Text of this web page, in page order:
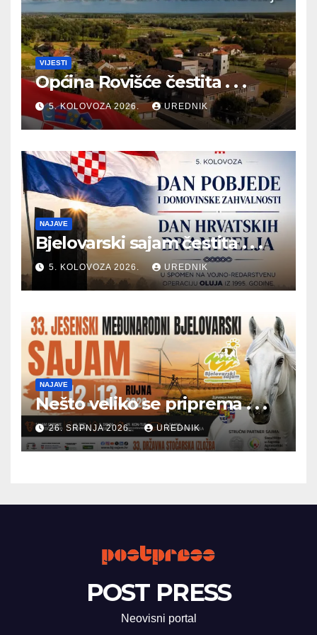
VIJESTI
Općina Rovišće čestita . . .
5. KOLOVOZA 2026. UREDNIK
NAJAVE
Bjelovarski sajam čestita . . .
5. KOLOVOZA 2026. UREDNIK
NAJAVE
Nešto veliko se priprema . . .
26. SRPNJA 2026. UREDNIK
POST PRESS
Neovisni portal